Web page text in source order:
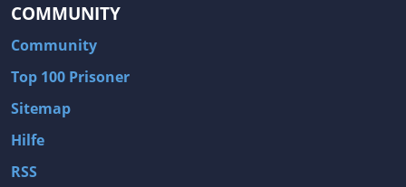
COMMUNITY
Community
Top 100 Prisoner
Sitemap
Hilfe
RSS